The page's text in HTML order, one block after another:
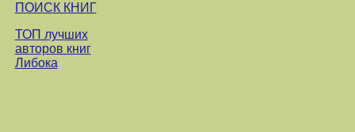
ПОИСК КНИГ
ТОП лучших
авторов книг
Либока